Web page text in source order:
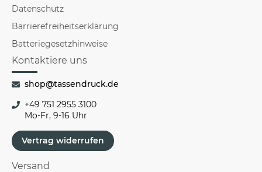
Datenschutz
Barrierefreiheitserklärung
Batteriegesetzhinweise
Kontaktiere uns
shop@tassendruck.de
+49 751 2955 3100
Mo-Fr, 9-16 Uhr
Vertrag widerrufen
Versand